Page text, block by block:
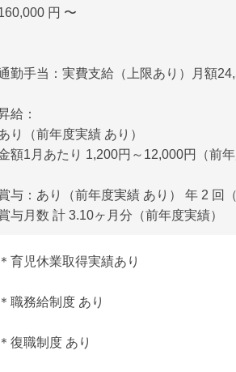
円 〜
勤手当：実費支給（上限あり）月額
給：
り（前年度実績 あり）
額1月あたり 1,200円～12,000円（前年
与：あり（前年度実績 あり） 年 2 回
与月数 計 3.10ヶ月分（前年度実績）
＊育児休業取得実績あり
＊職務給制度 あり
＊復職制度 あり